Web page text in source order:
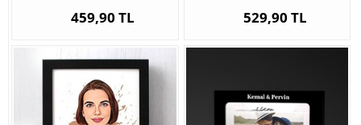
459,90 TL 529,90 TL